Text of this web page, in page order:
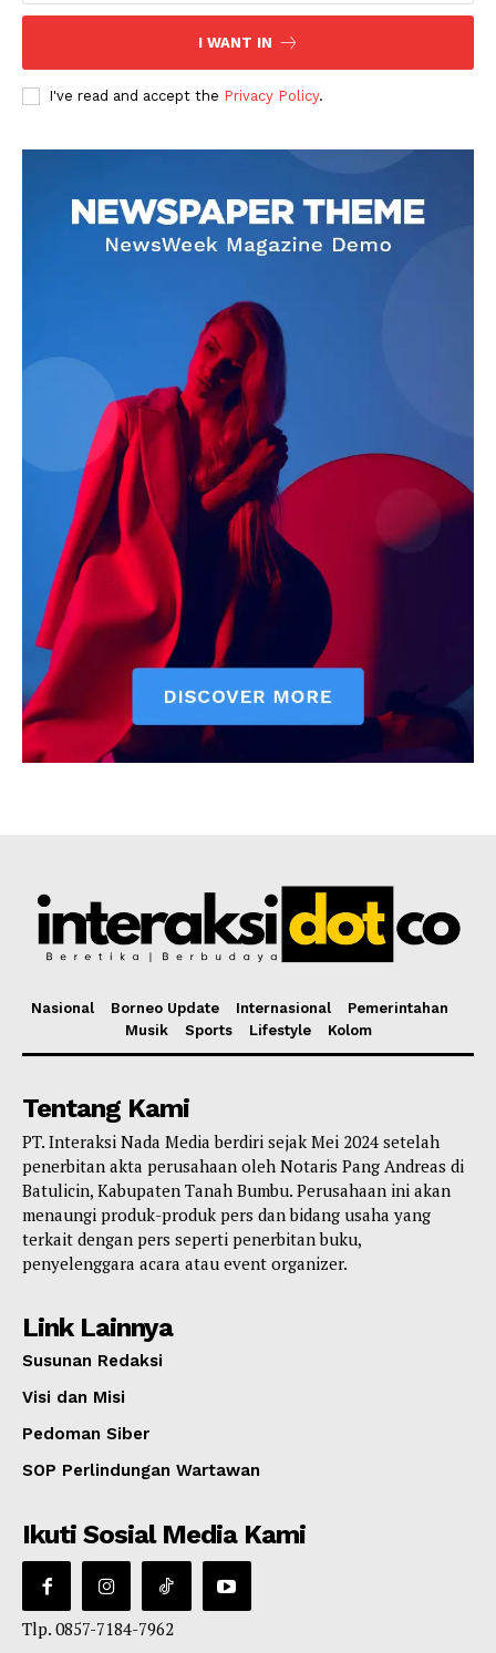
I WANT IN
I've read and accept the Privacy Policy.
Nasional Borneo Update Internasional
Pemerintahan
Musik
Sports Lifestyle Kolom
Tentang Kami
PT. Interaksi Nada Media berdiri sejak Mei 2024 setelah
penerbitan akta perusahaan oleh Notaris Pang Andreas di
Batulicin, Kabupaten Tanah Bumbu. Perusahaan ini akan
menaungi produk-produk pers dan bidang usaha yang
terkait dengan pers seperti penerbitan buku,
penyelenggara acara atau event organizer.
Link Lainnya
Susunan Redaksi
Visi dan Misi
Pedoman Siber
SOP Perlindungan Wartawan
Ikuti Sosial Media Kami
Tlp. 0857-7184-7962